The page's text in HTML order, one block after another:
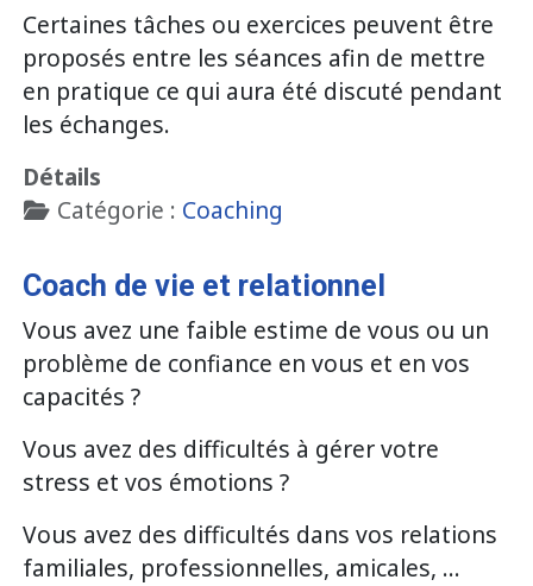
Certaines tâches ou exercices peuvent être
proposés entre les séances afin de mettre
en pratique ce qui aura été discuté pendant
les échanges.
Détails
Catégorie : Coaching
Coach de vie et relationnel
Vous avez une faible estime de vous ou un
problème de confiance en vous et en vos
capacités ?
Vous avez des difficultés à gérer votre
stress et vos émotions ?
Vous avez des difficultés dans vos relations
familiales, professionnelles, amicales, …